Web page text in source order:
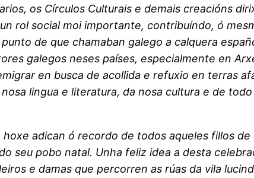
os Círculos Culturais e demais creacións
rol social moi importante, contribuíndo, ó
de que chamaban galego a calquera
galegos neses países, especialmente en
en busca de acollida e refuxio en terras
lingua e literatura, da nosa cultura e de todo
adican ó recordo de todos aqueles fillos de
seu pobo natal. Unha feliz idea a desta
e damas que percorren as rúas da vila